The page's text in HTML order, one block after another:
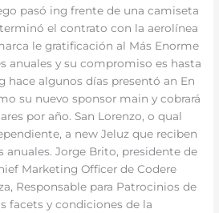
pasó ing frente de una camiseta
el contrato con la aerolínea
le gratificación al Más Enorme
anuales y su compromiso es hasta
hace algunos días presentó an En
su nuevo sponsor main y cobrará
por año. San Lorenzo, o qual
a new Jeluz que reciben
anuales. Jorge Brito, presidente de
Marketing Officer de Codere
Responsable para Patrocinios de
facets y condiciones de la